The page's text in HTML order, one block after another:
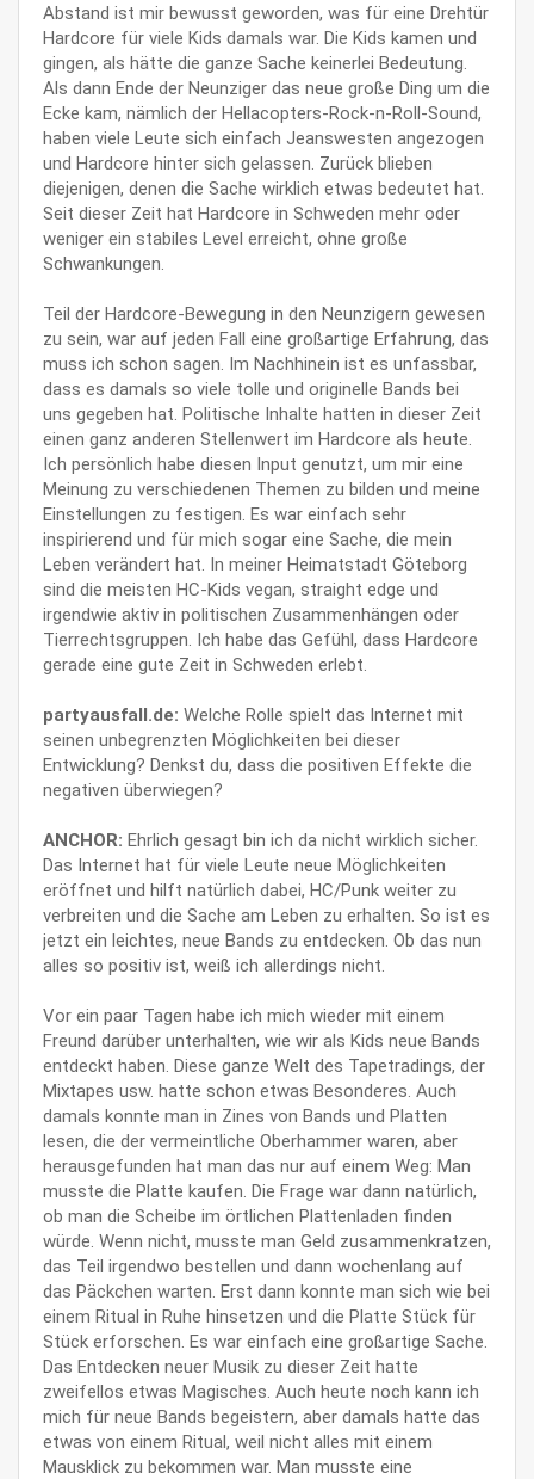
Abstand ist mir bewusst geworden, was für eine Drehtür
Hardcore für viele Kids damals war. Die Kids kamen und
gingen, als hätte die ganze Sache keinerlei Bedeutung.
Als dann Ende der Neunziger das neue große Ding um die
Ecke kam, nämlich der Hellacopters-Rock-n-Roll-Sound,
haben viele Leute sich einfach Jeanswesten angezogen
und Hardcore hinter sich gelassen. Zurück blieben
diejenigen, denen die Sache wirklich etwas bedeutet hat.
Seit dieser Zeit hat Hardcore in Schweden mehr oder
weniger ein stabiles Level erreicht, ohne große
Schwankungen.
Teil der Hardcore-Bewegung in den Neunzigern gewesen
zu sein, war auf jeden Fall eine großartige Erfahrung, das
muss ich schon sagen. Im Nachhinein ist es unfassbar,
dass es damals so viele tolle und originelle Bands bei
uns gegeben hat. Politische Inhalte hatten in dieser Zeit
einen ganz anderen Stellenwert im Hardcore als heute.
Ich persönlich habe diesen Input genutzt, um mir eine
Meinung zu verschiedenen Themen zu bilden und meine
Einstellungen zu festigen. Es war einfach sehr
inspirierend und für mich sogar eine Sache, die mein
Leben verändert hat. In meiner Heimatstadt Göteborg
sind die meisten HC-Kids vegan, straight edge und
irgendwie aktiv in politischen Zusammenhängen oder
Tierrechtsgruppen. Ich habe das Gefühl, dass Hardcore
gerade eine gute Zeit in Schweden erlebt.
partyausfall.de: Welche Rolle spielt das Internet mit
seinen unbegrenzten Möglichkeiten bei dieser
Entwicklung? Denkst du, dass die positiven Effekte die
negativen überwiegen?
ANCHOR: Ehrlich gesagt bin ich da nicht wirklich sicher.
Das Internet hat für viele Leute neue Möglichkeiten
eröffnet und hilft natürlich dabei, HC/Punk weiter zu
verbreiten und die Sache am Leben zu erhalten. So ist es
jetzt ein leichtes, neue Bands zu entdecken. Ob das nun
alles so positiv ist, weiß ich allerdings nicht.
Vor ein paar Tagen habe ich mich wieder mit einem
Freund darüber unterhalten, wie wir als Kids neue Bands
entdeckt haben. Diese ganze Welt des Tapetradings, der
Mixtapes usw. hatte schon etwas Besonderes. Auch
damals konnte man in Zines von Bands und Platten
lesen, die der vermeintliche Oberhammer waren, aber
herausgefunden hat man das nur auf einem Weg: Man
musste die Platte kaufen. Die Frage war dann natürlich,
ob man die Scheibe im örtlichen Plattenladen finden
würde. Wenn nicht, musste man Geld zusammenkratzen,
das Teil irgendwo bestellen und dann wochenlang auf
das Päckchen warten. Erst dann konnte man sich wie bei
einem Ritual in Ruhe hinsetzen und die Platte Stück für
Stück erforschen. Es war einfach eine großartige Sache.
Das Entdecken neuer Musik zu dieser Zeit hatte
zweifellos etwas Magisches. Auch heute noch kann ich
mich für neue Bands begeistern, aber damals hatte das
etwas von einem Ritual, weil nicht alles mit einem
Mausklick zu bekommen war. Man musste eine